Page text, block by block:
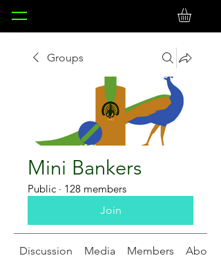
Groups
Mini Bankers
Public · 128 members
Join
Discussion Media Members About